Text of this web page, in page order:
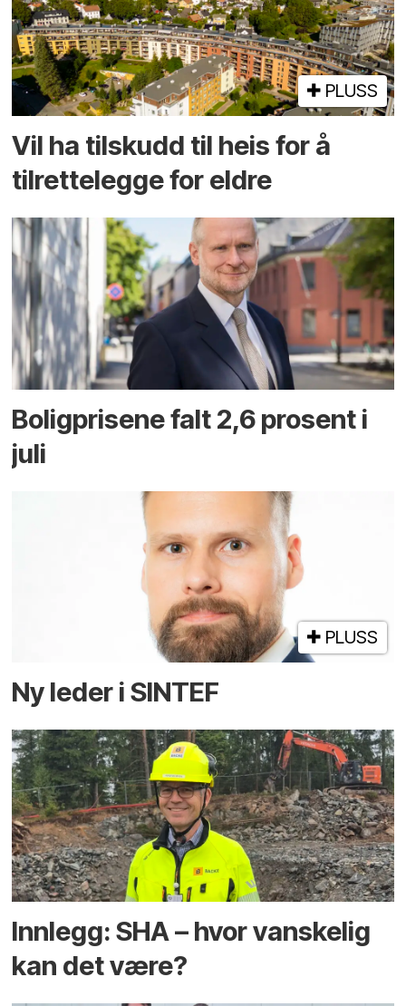
PLUSS
Vil ha tilskudd til heis for å
tilrettelegge for eldre
Boligprisene falt 2,6 prosent i
juli
PLUSS
Ny leder i SINTEF
Innlegg: SHA – hvor vanskelig
kan det være?